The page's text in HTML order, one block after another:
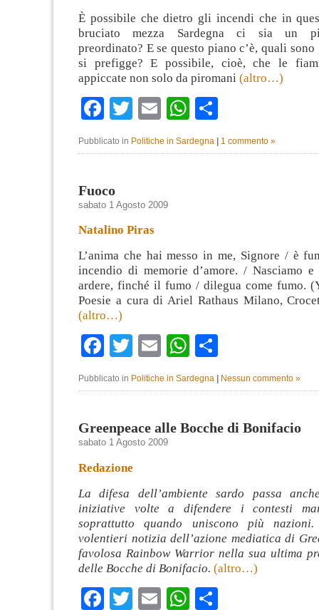
È possibile che dietro gli incendi che in
bruciato mezza Sardegna ci sia un
preordinato? E se questo piano c’è, quali
si prefigge? E possibile, cioè, che le
appiccate non solo da piromani (altro…)
Facebook
Twitter
EmailWhatsApp
Pubblicato in Politiche in Sardegna | 1 commento »
Fuoco
sabato 1 Agosto 2009
Natalino Piras
L’anima che hai messo in me, Signore / è
incendio di memorie d’amore. / Nasciamo
ardere, finché il fumo / dilegua come fumo.
Poesie a cura di Ariel Rathaus Milano,
(altro…)
Facebook
TwitterEmailWhatsApp
Pubblicato in Politiche in Sardegna Nessun commento »
Greenpeace alle Bocche di Bonifacio
sabato 1 Agosto 2009
Redazione
La difesa dell’ambiente sardo passa
iniziative volte a difendere i contesti
soprattutto quando uniscono più
volentieri notizia dell’azione mediatica di
favolosa Rainbow Warrior nella sua ultima
delle Bocche di Bonifacio. (altro…)
Facebook
TwitterEmailWhatsApp